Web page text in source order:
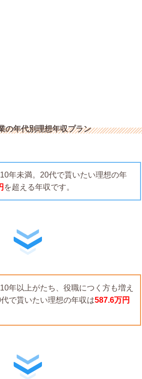
の年代別理想年収プラン
年未満。20代で貰いたい理想の年
を超える年収です。
年以上がたち、役職につく方も増え
で貰いたい理想の年収は587.6万円